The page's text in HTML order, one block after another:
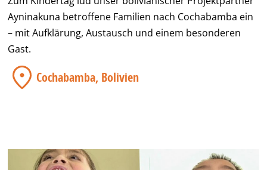
Ayninakuna betroffene Familien nach Cochabamba ein
– mit Aufklärung, Austausch und einem besonderen
Gast.
Cochabamba, Bolivien